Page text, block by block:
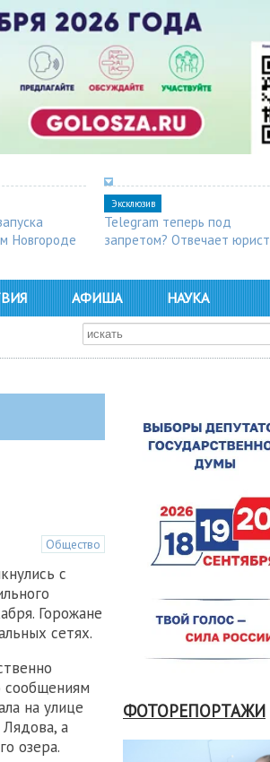
Новгороде
Эксклюзив
Telegram теперь под
запретом? Отвечает юрист
АФИША НАУКА
Общество
с
Горожане
сетях.
сообщениям
на улице
а
озера.
ФОТОРЕПОРТАЖИ